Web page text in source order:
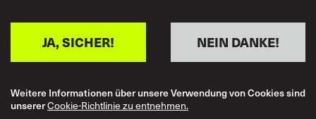
NEIN DANKE!
JA, SICHER!
Weitere Informationen über unsere Verwendung von Cookies sind
unsererCookie-Richtlinie zu entnehmen.